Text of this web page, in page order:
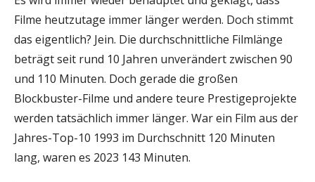
Filme heutzutage immer länger werden. Doch stimmt
das eigentlich? Jein. Die durchschnittliche Filmlänge
beträgt seit rund 10 Jahren unverändert zwischen 90
und 110 Minuten. Doch gerade die großen
Blockbuster-Filme und andere teure Prestigeprojekte
werden tatsächlich immer länger. War ein Film aus der
Jahres-Top-10 1993 im Durchschnitt 120 Minuten
lang, waren es 2023 143 Minuten.